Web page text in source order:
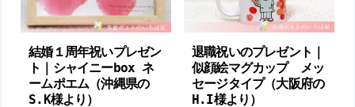
結婚１周年祝いプレゼン
ト｜シャイニーbox ネ
ームポエム（沖縄県の
S.K様より ）
退職祝いのプレゼント｜
似顔絵マグカップ メッ
セージタイプ （ 大阪府の
H.I様より ）